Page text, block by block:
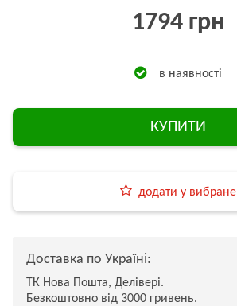
1794 грн
в наявності
КУПИТИ
додати у вибране
Доставка по Україні:
ТК Нова Пошта, Делівері.
Безкоштовно від 3000 гривень.